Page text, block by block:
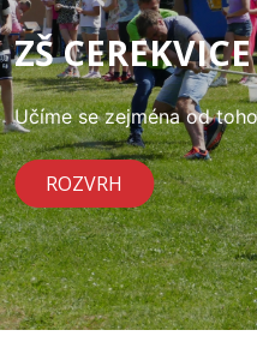
ZŠ CEREKVICE
Učíme se zejména od
ROZVRH